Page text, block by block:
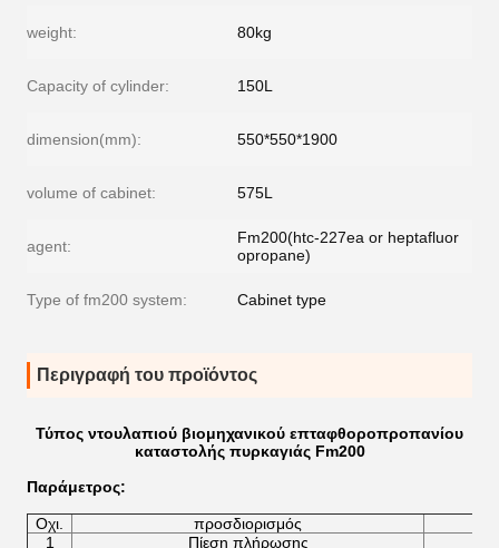
weight: 80kg
Capacity of cylinder: 150L
dimension(mm): 550*550*1900
volume of cabinet: 575L
agent:
Fm200(htc-227ea or heptafluor
opropane)
Type of fm200 system: Cabinet type
Περιγραφή του προϊόντος
Τύπος ντουλαπιού βιομηχανικού επταφθοροπροπανίου
καταστολής πυρκαγιάς Fm200
Παράμετρος:
Οχι.
προσδιορισμός
1
Πίεση πλήρωσης